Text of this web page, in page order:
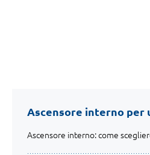
Ascensore interno per
Ascensore interno: come